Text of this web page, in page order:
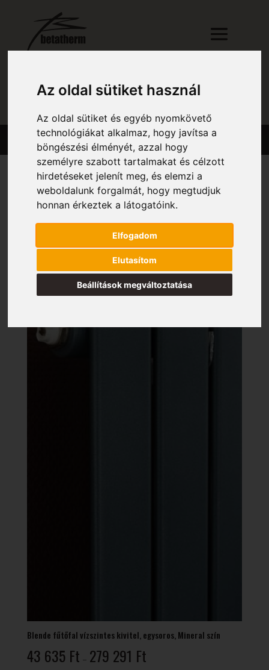
Az oldal sütiket használ
Az oldal sütiket és egyéb nyomkövető
technológiákat alkalmaz, hogy javítsa a
böngészési élményét, azzal hogy
személyre szabott tartalmakat és célzott
hirdetéseket jelenít meg, és elemzi a
weboldalunk forgalmát, hogy megtudjuk
honnan érkeztek a látogatóink.
Elfogadom
Elutasítom
Beállítások megváltoztatása
RÉSZLETES KERESŐ
Kezdőlap/ Szélesség (mm) termék / 1 600
1 600
Összesen 1 találat
Blende fűtőfal vízszintes kivitel, egysoros, Mineral szín
43 635 Ft – 279 291 Ft43